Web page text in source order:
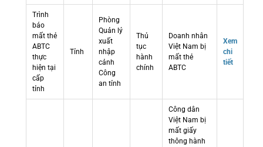
Trình
báo
mất thẻ
ABTC
thực
hiện tại
cấp
tỉnh
Tỉnh
Phòng
Quản lý
xuất
nhập
cảnh
Công
an tỉnh
Thủ
tục
hành
chính
Doanh nhân
Việt Nam bị
mất thẻ
ABTC
Xem
chi
tiết
Công dân
Việt Nam bị
mất giấy
thông hành